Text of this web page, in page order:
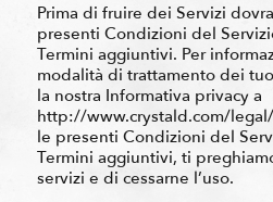
Prima di fruire dei Servizi
presenti Condizioni del
Termini aggiuntivi. Per
modalità di trattamento dei
la nostra Informativa privacy a
http://www.crystald.com/
le presenti Condizioni del
Termini aggiuntivi, ti
servizi e di cessarne l’uso.